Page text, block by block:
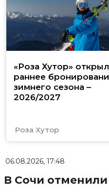
«Роза Хутор» открыл
раннее
зимнего сезона –
2026/2027
Роза Хутор
06.08.2026, 17:48
В Сочи